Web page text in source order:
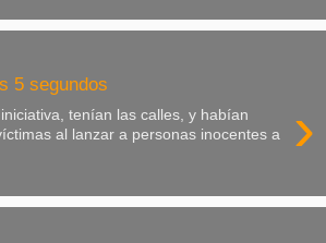
5 segundos
›
tenían las calles, y habían
al lanzar a personas inocentes a